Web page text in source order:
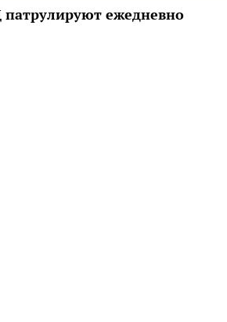
патрулируют ежедневно